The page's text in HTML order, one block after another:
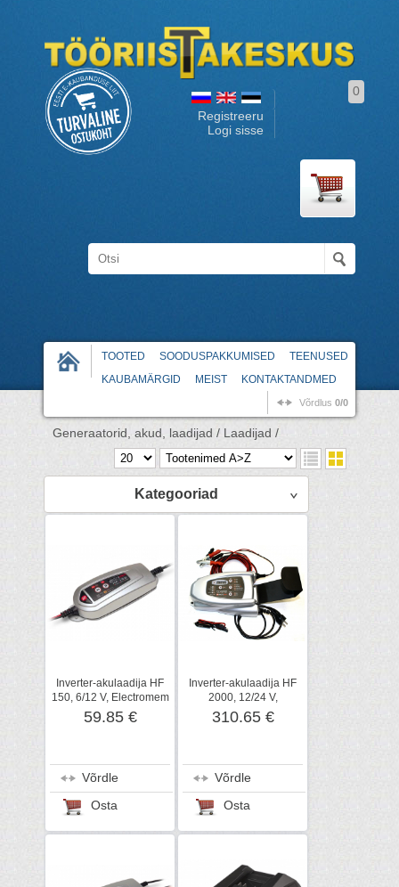
Registreeru
Logi sisse
0
TOOTED SOODUSPAKKUMISED
TEENUSED
KAUBAMÄRGID
MEIST KONTAKTANDMED
Võrdlus 0/0
Generaatorid, akud, laadijad / Laadijad /
Kategooriad
Inverter-akulaadija HF
150, 6/12 V, Electromem
59.85 €
Võrdle
Osta
Inverter-akulaadija HF
2000, 12/24 V,
Electromem
310.65 €
Võrdle
Osta